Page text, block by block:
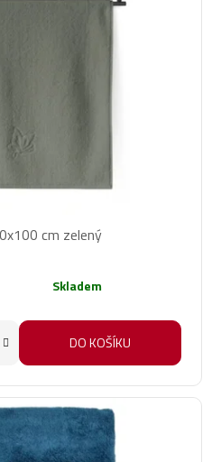
cm zelený
Skladem
DO KOŠÍKU